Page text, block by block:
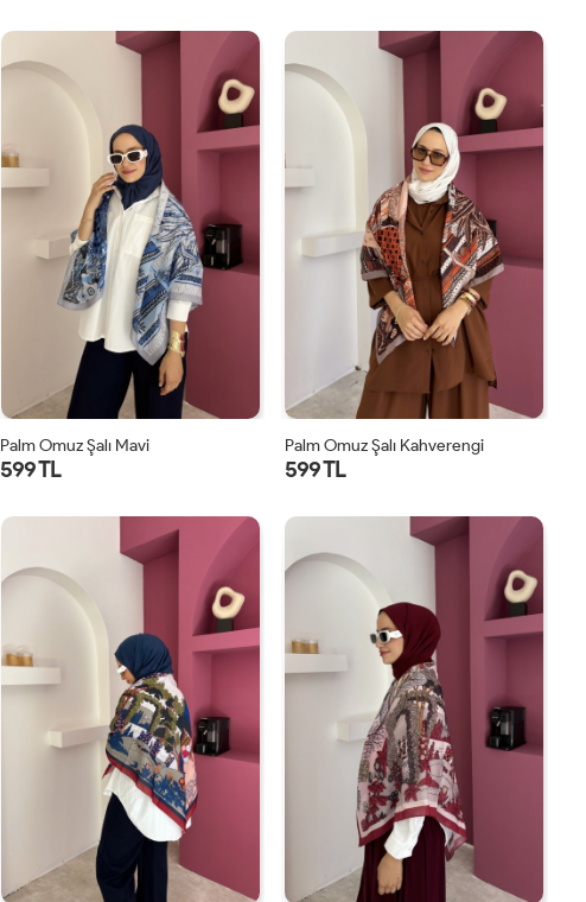
STD
STD
Palm Omuz Şalı Mavi
599 TL
STD
Palm Omuz Şalı Kahverengi
599 TL